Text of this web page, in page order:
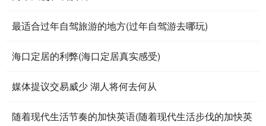
最适合过年自驾旅游的地方(过年自驾游去哪玩)
海口定居的利弊(海口定居真实感受)
媒体提议交易威少 湖人将何去何从
随着现代生活节奏的加快英语(随着现代生活步伐的加快英